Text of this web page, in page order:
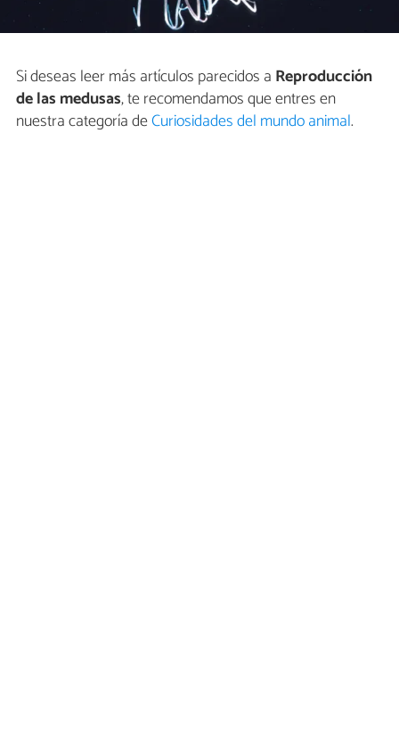
Si deseas leer más artículos parecidos a Reproducción
de las medusas, te recomendamos que entres en
nuestra categoría deCuriosidades del mundo animal.